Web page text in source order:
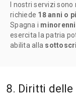
I nostri servizi
richiede 18 anni o
Spagna i
esercita la patria
abilita alla
8. Diritti delle